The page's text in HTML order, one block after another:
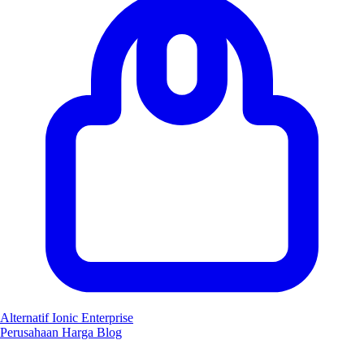
Alternatif Ionic Enterprise
Perusahaan Harga Blog